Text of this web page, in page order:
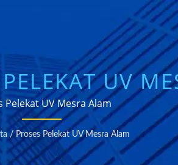
UV
Pelekat UV Mesra Alam
/ Proses Pelekat UV Mesra Alam